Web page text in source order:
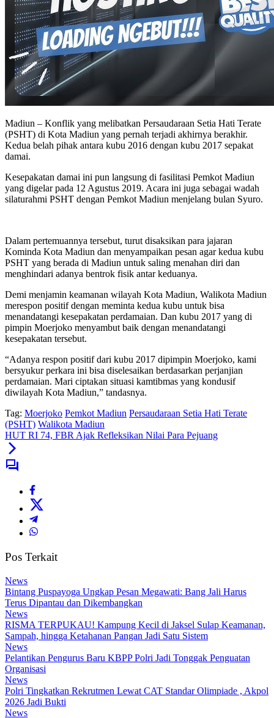
Madiun – Konflik yang melibatkan Persaudaraan Setia Hati Terate
(PSHT) di Kota Madiun yang pernah terjadi akhirnya berakhir.
Kedua belah pihak antara kubu 2016 dengan kubu 2017 sepakat
damai.
Kesepakatan damai ini pun langsung di fasilitasi Pemkot Madiun
yang digelar pada 12 Agustus 2019. Acara ini juga sebagai wadah
silaturahmi PSHT dengan Pemkot Madiun menjelang bulan Syuro.
Dalam pertemuannya tersebut, turut disaksikan para jajaran
Kominda Kota Madiun dan menyampaikan pesan agar kedua kubu
PSHT yang berada di Madiun untuk saling menahan diri dan
menghindari adanya bentrok fisik antar keduanya.
Demi menjamin keamanan wilayah Kota Madiun, Walikota Madiun
merespon positif dengan meminta kedua kubu untuk bisa
menandatangi kesepakatan perdamaian. Dan kubu 2017 yang di
pimpin Moerjoko menyambut baik dengan menandatangi
kesepakatan tersebut.
“Adanya respon positif dari kubu 2017 dipimpin Moerjoko, kami
bersyukur perkara ini bisa diselesaikan berdasarkan perjanjian
perdamaian. Mari ciptakan situasi kamtibmas yang kondusif
diwilayah Kota Madiun,” tandasnya.
Tag: Moerjoko Pemkot Madiun Persaudaraan Setia Hati Terate
(PSHT) Walikota Madiun
HUT RI 74, FBR Ajak Refleksikan Nilai Para Pejuang
Pos Terkait
News
Bintang Puspayoga Ungkap Pesan Megawati: Bang Jali Harus
Terus Dipantau dan Dikembangkan
News
RISMA TERPUKAU! Kampung Kecil di Jaksel Sulap Keamanan,
Sampah, hingga Ketahanan Pangan Jadi Satu Sistem
News
Pelantikan Pengurus Baru KBPP Polri Jadi Tonggak Penguatan
Organisasi
News
Polri Tingkatkan Rekrutmen Lewat CAT Standar Olimpiade , Akpol
2026 Jadi Bukti
News